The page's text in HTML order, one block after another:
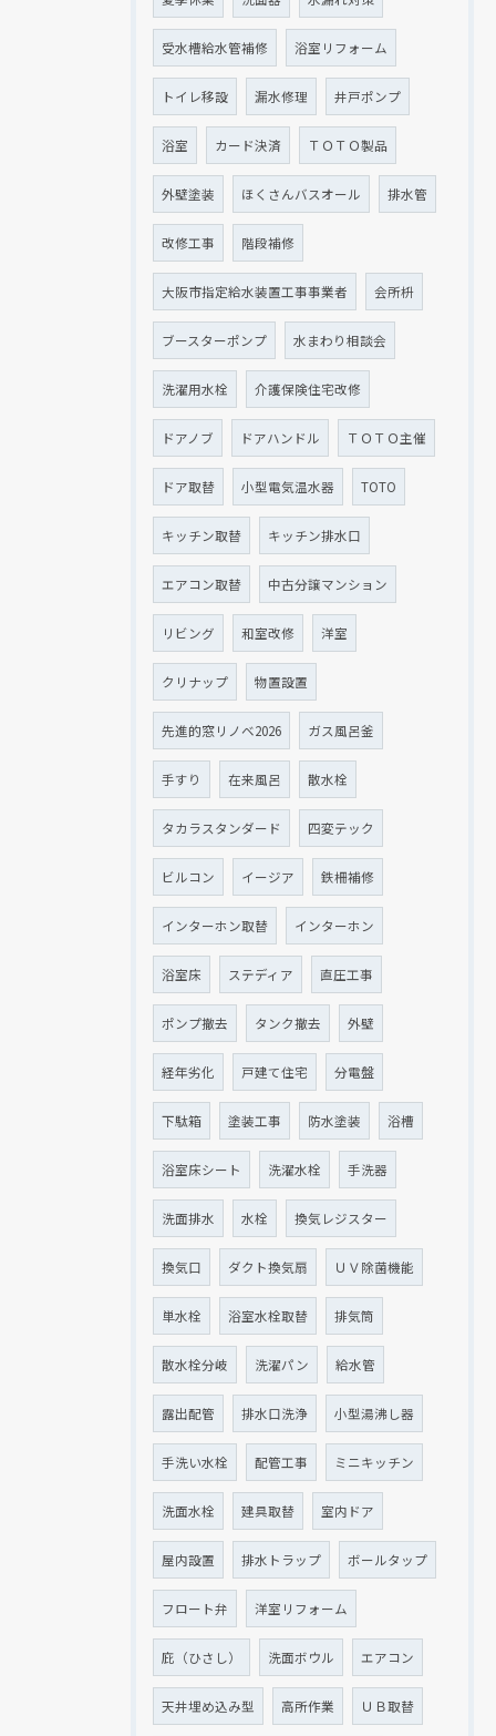
受水槽給水管補修 浴室リフォーム
トイレ移設 漏水修理 井戸ポンプ
浴室 カード決済 ＴＯＴＯ製品
外壁塗装 ほくさんバスオール 排水管
改修工事 階段補修
大阪市指定給水装置工事事業者 会所枡
ブースターポンプ 水まわり相談会
洗濯用水栓 介護保険住宅改修
ドアノブ ドアハンドル ＴＯＴＯ主催
ドア取替 小型電気温水器 TOTO
キッチン取替 キッチン排水口
エアコン取替 中古分譲マンション
リビング 和室改修 洋室
クリナップ 物置設置
先進的窓リノベ2026 ガス風呂釜
手すり 在来風呂 散水栓
タカラスタンダード 四変テック
ビルコン イージア 鉄柵補修
インターホン取替 インターホン
浴室床 ステディア 直圧工事
ポンプ撤去 タンク撤去 外壁
経年劣化 戸建て住宅 分電盤
下駄箱 塗装工事 防水塗装 浴槽
浴室床シート 洗濯水栓 手洗器
洗面排水 水栓 換気レジスター
換気口 ダクト換気扇 ＵＶ除菌機能
単水栓 浴室水栓取替 排気筒
散水栓分岐 洗濯パン 給水管
露出配管 排水口洗浄 小型湯沸し器
手洗い水栓 配管工事 ミニキッチン
洗面水栓 建具取替 室内ドア
屋内設置 排水トラップ ボールタップ
フロート弁 洋室リフォーム
庇（ひさし） 洗面ボウル エアコン
天井埋め込み型 高所作業 ＵＢ取替